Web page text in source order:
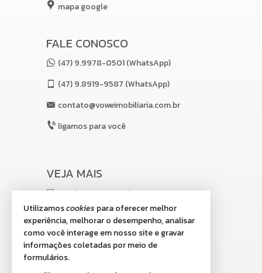
Spa integrado com sauna e sala de massagem;
Piscina externa com quebra gelo;
Prainha, ofurôs, bangalôs e espreguiçadeiras;
Bar da piscina (com máquina de gelo):
SERVIÇOS PEY PER USE:
Lavabo
Internet / WiFi
Piso Vinílico
Infra para Ar Split
Vista Livre
Acabamento em Gesso
mapa google
FALE CONOSCO
(47) 9.9978-0501 (WhatsApp)
(47)9.8919-9587 (WhatsApp)
contato@voweimobiliaria.com.br
ligamos para você
VEJA MAIS
receba nosso newsletter
indicadores financeiros
cadastre seu imóvel
imóveis favoritos
Utilizamoscookies para oferecer melhor
experiência, melhorar o desempenho, analisar
como você interage em nosso site e gravar
informações coletadas por meio de
formulários.